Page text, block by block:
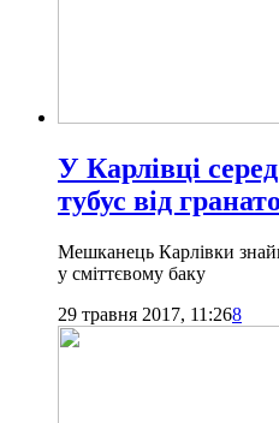
У Карлівці
тубус від
Мешканець Карлівки
у сміттєвому баку
29 травня 2017, 11:268